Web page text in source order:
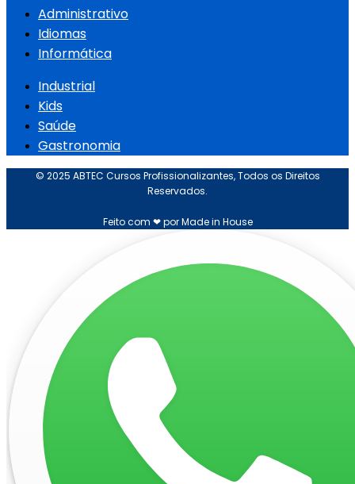
Administrativo
Idiomas
Informática
Industrial
Kids
Saúde
Gastronomia
© 2025 ABTEC Cursos Profissionalizantes, Todos os Direitos
Reservados.
Feito com ❤ por Made in House